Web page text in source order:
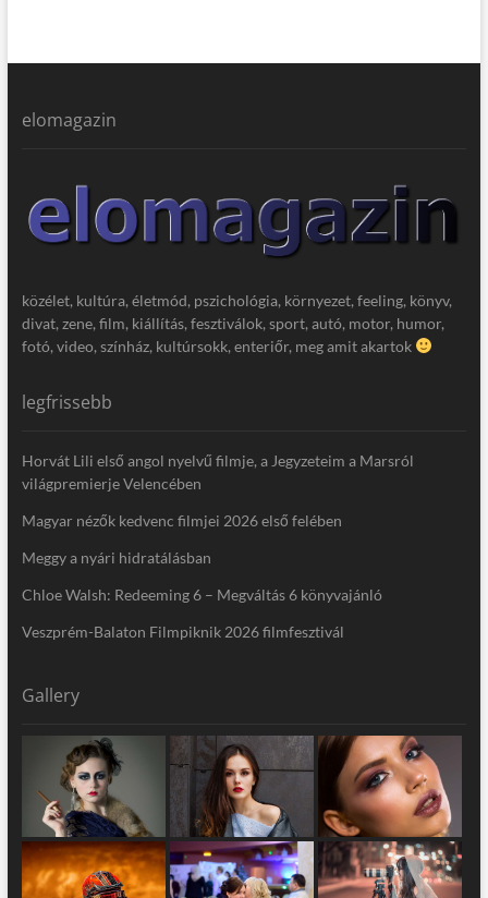
elomagazin
közélet, kultúra, életmód, pszichológia, környezet, feeling, könyv,
divat, zene, film, kiállítás, fesztiválok, sport, autó, motor, humor,
fotó, video, színház, kultúrsokk, enteriőr, meg amit akartok
legfrissebb
Horvát Lili első angol nyelvű filmje, a Jegyzeteim a Marsról
világpremierje Velencében
Magyar nézők kedvenc filmjei 2026 első felében
Meggy a nyári hidratálásban
Chloe Walsh: Redeeming 6 – Megváltás 6 könyvajánló
Veszprém-Balaton Filmpiknik 2026 filmfesztivál
Gallery